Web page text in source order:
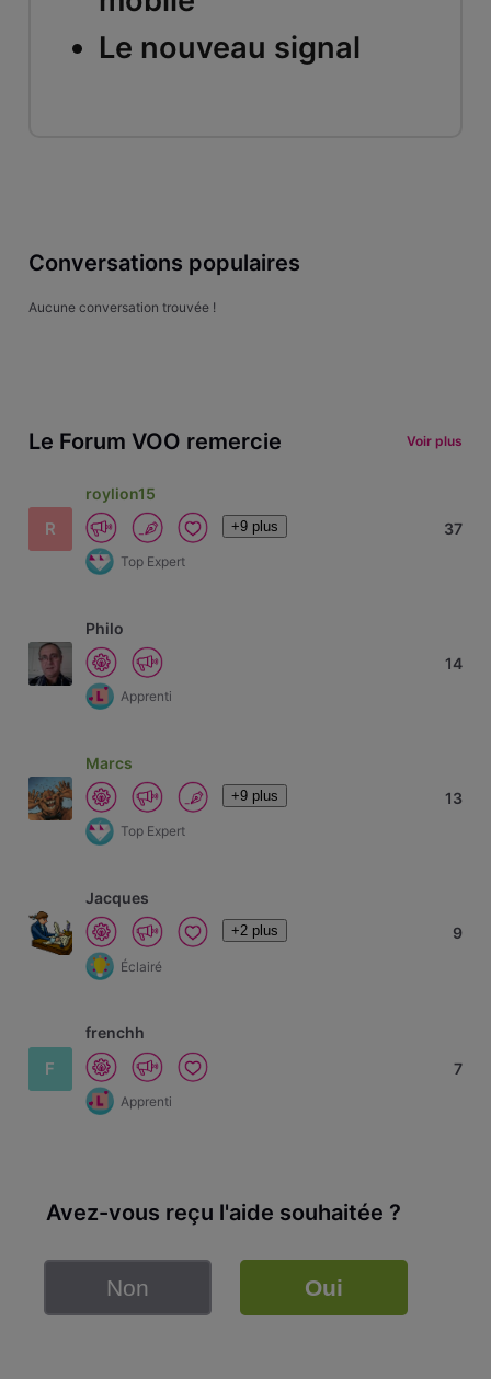
Le nouveau signal
Conversations populaires
Aucune conversation trouvée !
Le Forum VOO remercie Voir plus
R
roylion15
+9 plus
Top Expert
37
Philo
Apprenti
14
Marcs
+9 plus
Top Expert
13
Jacques
+2 plus
Éclairé
9
F
frenchh
Apprenti
7
Avez-vous reçu l'aide souhaitée ?
Non Oui